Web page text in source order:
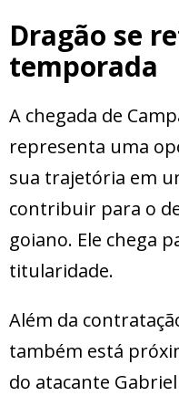
Dragão se
temporada
A chegada de
representa uma
sua trajetória em
contribuir para o
goiano. Ele chega
titularidade.
Além da
também está
do atacante